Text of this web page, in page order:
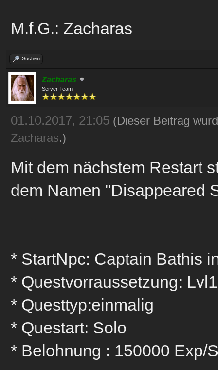
M.f.G.: Zacharas
Suchen
Zacharas
Server Team
01.10.2017, 21:05 (Dieser Beitrag
Zacharas.)
Mit dem nächstem Restart
dem Namen "Disappeared
* StartNpc: Captain Bathis
* Questvorraussetzung:
* Questtyp:einmalig
* Questart: Solo
* Belohnung : 150000 Exp/